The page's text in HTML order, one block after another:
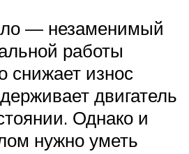
— незаменимый
работы
снижает износ
двигатель
Однако и
нужно уметь